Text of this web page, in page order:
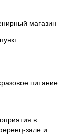
магазин
питание
в
зале и